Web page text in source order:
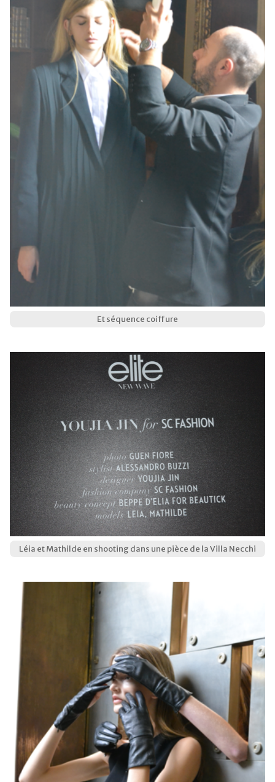
Et séquence coiffure
Léia et Mathilde en shooting dans une pièce de la Villa Necchi